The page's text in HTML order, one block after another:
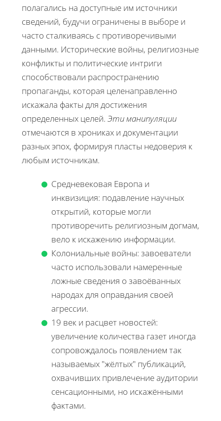
полагались на доступные им источники
сведений, будучи ограничены в выборе и
часто сталкиваясь с противоречивыми
данными. Исторические войны, религиозные
конфликты и политические интриги
способствовали распространению
пропаганды, которая целенаправленно
искажала факты для достижения
определенных целей. Эти манипуляции
отмечаются в хрониках и документации
разных эпох, формируя пласты недоверия к
любым источникам.
Средневековая Европа и
инквизиция: подавление научных
открытий, которые могли
противоречить религиозным догмам,
вело к искажению информации.
Колониальные войны: завоеватели
часто использовали намеренные
ложные сведения о завоёванных
народах для оправдания своей
агрессии.
19 век и расцвет новостей:
увеличение количества газет иногда
сопровождалось появлением так
называемых "жёлтых" публикаций,
охвачивших привлечение аудитории
сенсационными, но искажёнными
фактами.